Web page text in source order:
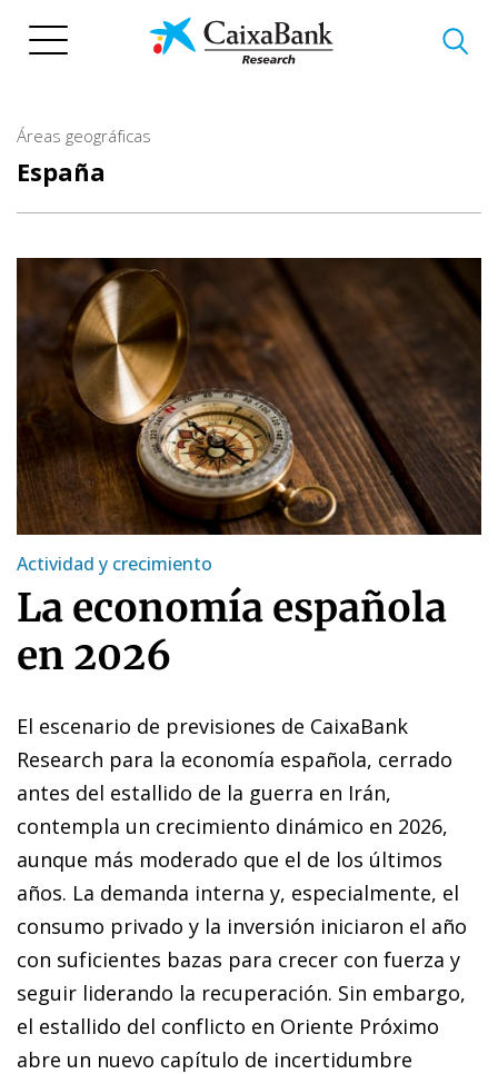
Áreas geográficas
España
Actividad y crecimiento
La economía española
en 2026
El escenario de previsiones de CaixaBank
Research para la economía española, cerrado
antes del estallido de la guerra en Irán,
contempla un crecimiento dinámico en 2026,
aunque más moderado que el de los últimos
años. La demanda interna y, especialmente, el
consumo privado y la inversión iniciaron el año
con suficientes bazas para crecer con fuerza y
seguir liderando la recuperación. Sin embargo,
el estallido del conflicto en Oriente Próximo
abre un nuevo capítulo de incertidumbre